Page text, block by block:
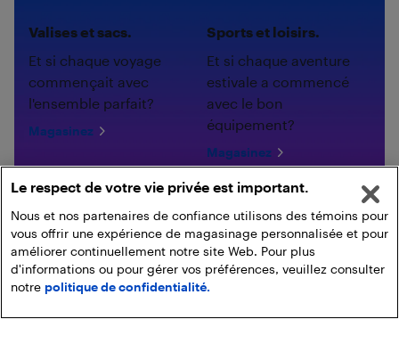
Valises et sacs.
Et si chaque voyage
commençait avec
l'ensemble parfait?
Magasinez
Sports et loisirs.
Et si chaque aventure
estivale a commencé
avec le bon
équipement?
Magasinez
Le respect de votre vie privée est important.
Nous et nos partenaires de confiance utilisons des témoins pour
vous offrir une expérience de magasinage personnalisée et pour
améliorer continuellement notre site Web. Pour plus
d'informations ou pour gérer vos préférences, veuillez consulter
notre politique de confidentialité.